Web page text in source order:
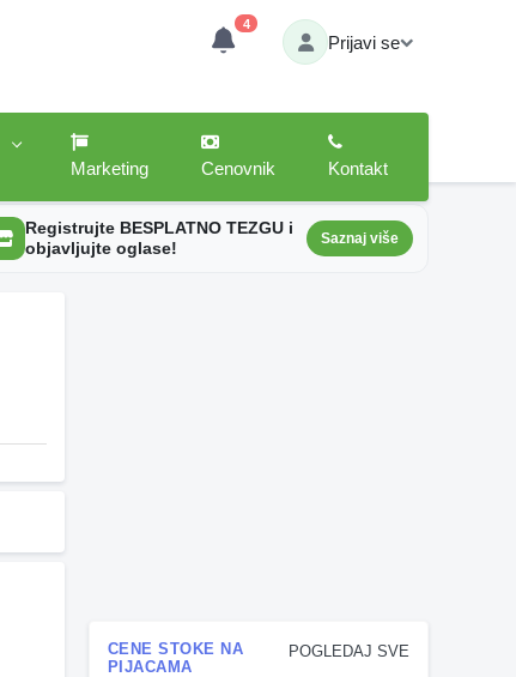
4
Prijavi se
Marketing
Cenovnik Kontakt
Registrujte BESPLATNO TEZGU i
objavljujte oglase!
Saznaj više
POGLEDAJ SVE
CENE STOKE NA
PIJACAMA